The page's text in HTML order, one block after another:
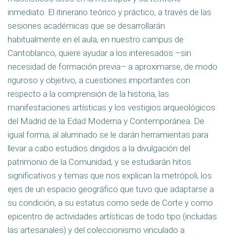
inmediato. El itinerario teórico y práctico, a través de las
sesiones académicas que se desarrollarán
habitualmente en el aula, en nuestro campus de
Cantoblanco, quiere ayudar a los interesados –sin
necesidad de formación previa– a aproximarse, de modo
riguroso y objetivo, a cuestiones importantes con
respecto a la comprensión de la historia, las
manifestaciones artísticas y los vestigios arqueológicos
del Madrid de la Edad Moderna y Contemporánea. De
igual forma, al alumnado se le darán herramientas para
llevar a cabo estudios dirigidos a la divulgación del
patrimonio de la Comunidad, y se estudiarán hitos
significativos y temas que nos explican la metrópoli, los
ejes de un espacio geográfico que tuvo que adaptarse a
su condición, a su estatus como sede de Corte y como
epicentro de actividades artísticas de todo tipo (incluidas
las artesanales) y del coleccionismo vinculado a